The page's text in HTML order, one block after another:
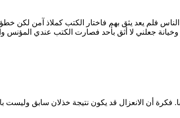
فلم يعد يثق بهم فاختار الكتب كملاذ آمن لكن
جعلني لا أثق بأحد فصارت الكتب عندي
أن الانعزال قد يكون نتيجة خذلان سابق وليست